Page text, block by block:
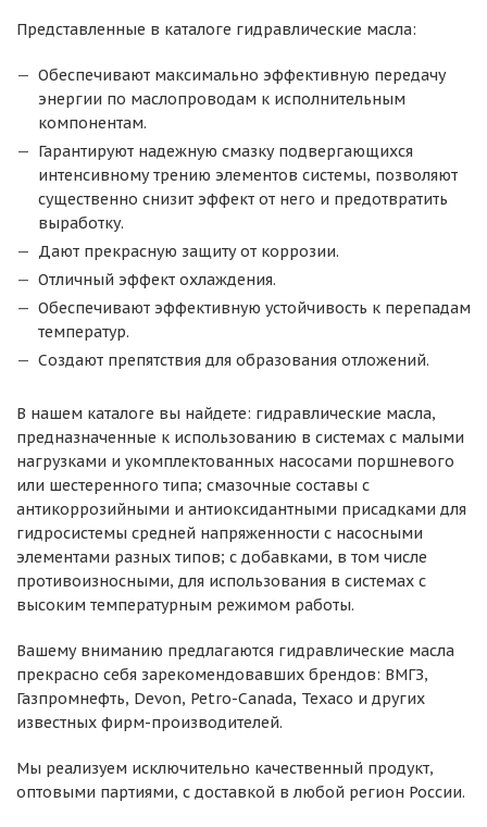
Представленные в каталоге гидравлические масла:
Обеспечивают максимально эффективную передачу
энергии по маслопроводам к исполнительным
компонентам.
Гарантируют надежную смазку подвергающихся
интенсивному трению элементов системы, позволяют
существенно снизит эффект от него и предотвратить
выработку.
Дают прекрасную защиту от коррозии.
Отличный эффект охлаждения.
Обеспечивают эффективную устойчивость к перепадам
температур.
Создают препятствия для образования отложений.
В нашем каталоге вы найдете: гидравлические масла,
предназначенные к использованию в системах с малыми
нагрузками и укомплектованных насосами поршневого
или шестеренного типа; смазочные составы с
антикоррозийными и антиоксидантными присадками для
гидросистемы средней напряженности с насосными
элементами разных типов; с добавками, в том числе
противоизносными, для использования в системах с
высоким температурным режимом работы.
Вашему вниманию предлагаются гидравлические масла
прекрасно себя зарекомендовавших брендов: ВМГЗ,
Газпромнефть, Devon, Petro-Canada, Texaco и других
известных фирм-производителей.
Мы реализуем исключительно качественный продукт,
оптовыми партиями, с доставкой в любой регион России.